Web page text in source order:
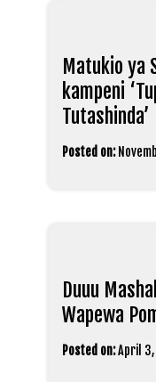
Matukio ya
kampeni
Tutashinda’
Posted on:
Duuu
Wapewa
Posted on:April